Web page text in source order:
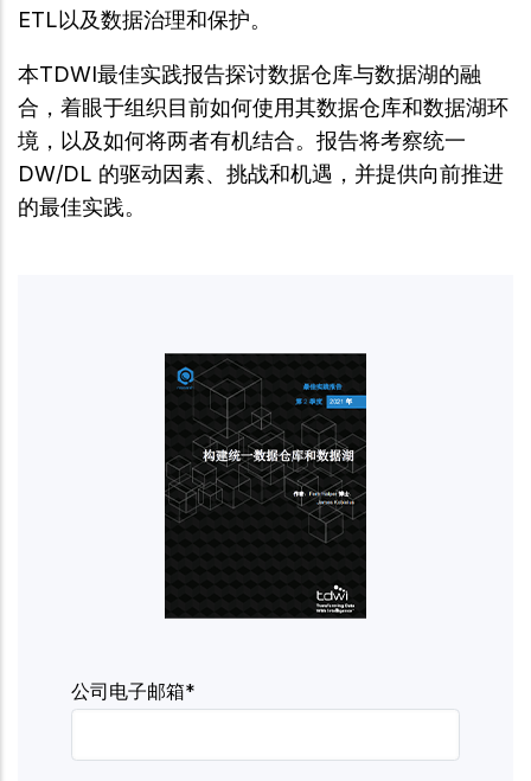
ETL以及数据治理和保护。
本TDWI最佳实践报告探讨数据仓库与数据湖的融
合，着眼于组织目前如何使用其数据仓库和数据湖环
境，以及如何将两者有机结合。报告将考察统一
DW/DL 的驱动因素、挑战和机遇，并提供向前推进
的最佳实践。
公司电子邮箱*